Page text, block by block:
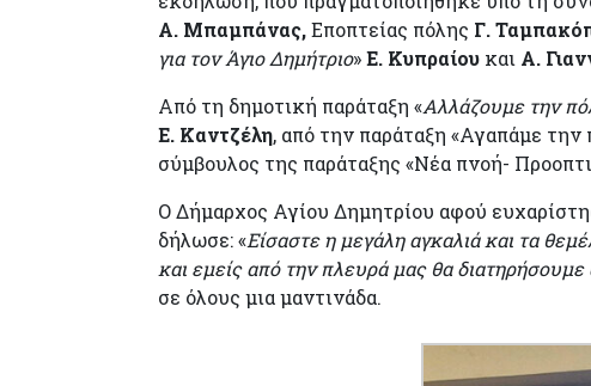
Α. Μπαμπάνας,Εποπτείας πόλης Γ.
για τον Άγιο Δημήτριο»Ε. Κυπραίου και Α.
Από τη δημοτική παράταξη «Αλλάζουμε την
Ε. Καντζέλη, από την παράταξη «Αγαπάμε
σύμβουλος της παράταξης «Νέα πνοή-
Ο Δήμαρχος Αγίου Δημητρίου αφού
δήλωσε: «Είσαστε η μεγάλη αγκαλιά και τα
και εμείς από την πλευρά μας θα
σε όλους μια μαντινάδα.